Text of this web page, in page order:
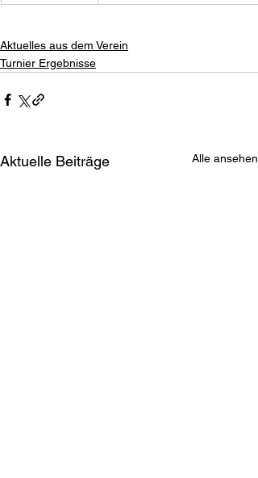
Aktuelles aus dem Verein
Turnier Ergebnisse
Aktuelle Beiträge Alle ansehen